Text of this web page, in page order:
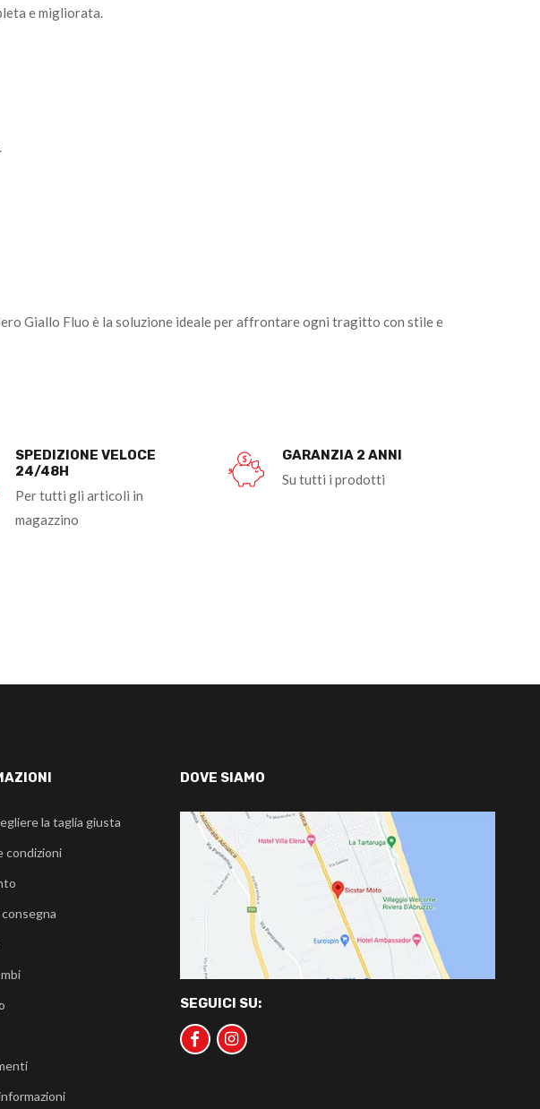
e migliorata.
Giallo Fluo è la soluzione ideale per affrontare ogni tragitto con stile e
SPEDIZIONE VELOCE
24/48H
Per tutti gli articoli in
magazzino
GARANZIA 2 ANNI
Su tutti i prodotti
la taglia giusta
condizioni
DOVE SIAMO
SEGUICI SU: